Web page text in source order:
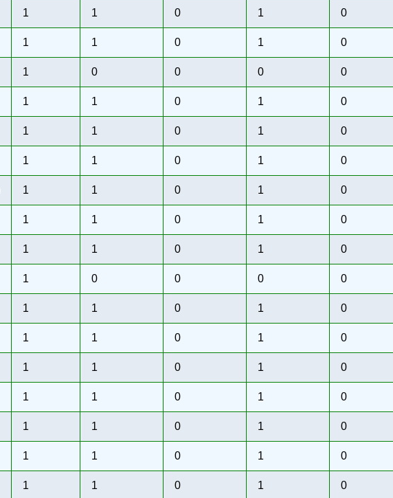
1 1 0 1 0
1 1 0 1
0
1 0 0 0 0
1 1 0 1 0
1 1 0 1 0
1 1 0 1 0
1 1 0 1 0
1 1 0 1 0
1 1 0 1 0
1 0 0 0 0
1 1 0 1 0
1 1 0 1 0
1 1 0 1 0
1 1 0 1 0
1 1 0 1 0
1 1 0 1 0
1 1 0 1 0